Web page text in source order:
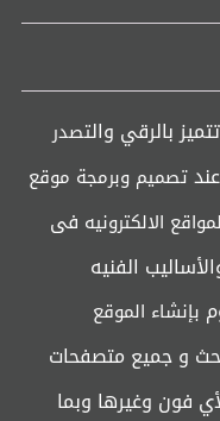
بالرقي والتصدر
تصميم وبرمجة موقع
الالكترونيه فى
الفنيه
بإنشاء الموقع
و جميع متصفحات
فون وغيرها وبما